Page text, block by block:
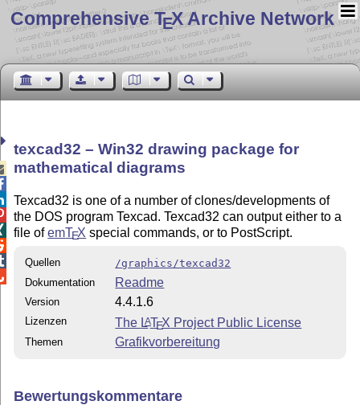
Comprehensive TEX Archive Network
texcad32 – Win32 drawing package for
mathematical diagrams
Texcad32 is one of a number of clones/developments of
the DOS program Texcad. Texcad32 can output either to a
file ofemTEX special commands, or to PostScript.
Quellen
/graphics/texcad32
Dokumentation
Readme
Version 4.4.1.6
Lizenzen The LATEX Project Public License
Themen Grafikvorbereitung
Bewertungskommentare